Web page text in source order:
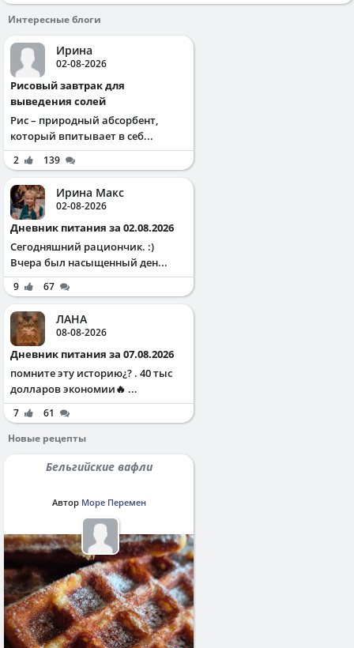
Интересные блоги
Ирина
02-08-2026
Рисовый завтрак для
выведения солей
Рис – природный абсорбент,
который впитывает в себ...
2 139
Ирина Макс
02-08-2026
Дневник питания за 02.08.2026
Сегодняшний рациончик. :)
Вчера был насыщенный ден...
9 67
ЛАНА
08-08-2026
Дневник питания за 07.08.2026
помните эту историю¿? . 40 тыс
долларов экономии🔥 ...
7
61
Новые рецепты
Бельгийские вафли
Автор Море Перемен